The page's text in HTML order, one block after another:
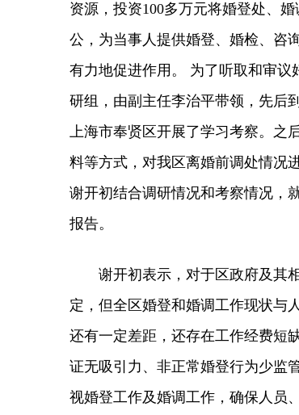
资源，投资100多万元将婚登处、
公，为当事人提供婚登、婚检、咨
有力地促进作用。 为了听取和审议
研组，由副主任李治平带领，先后
上海市奉贤区开展了学习考察。之
料等方式，对我区离婚前调处情况
谢开初结合调研情况和考察情况，
报告。
谢开初表示，对于区政府及其相
定，但全区婚登和婚调工作现状与
还有一定差距，还存在工作经费短
证无吸引力、非正常婚登行为少监
视婚登工作及婚调工作，确保人员